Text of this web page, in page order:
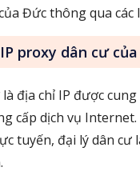
Đức thông qua các
proxy dân cư
địa chỉ IP được cung
cấp dịch vụ
tuyến, đại lý dân cư